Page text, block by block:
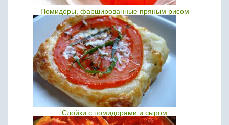
Помидоры, фаршированные пряным рисом
Слойки c помидорами и сыром